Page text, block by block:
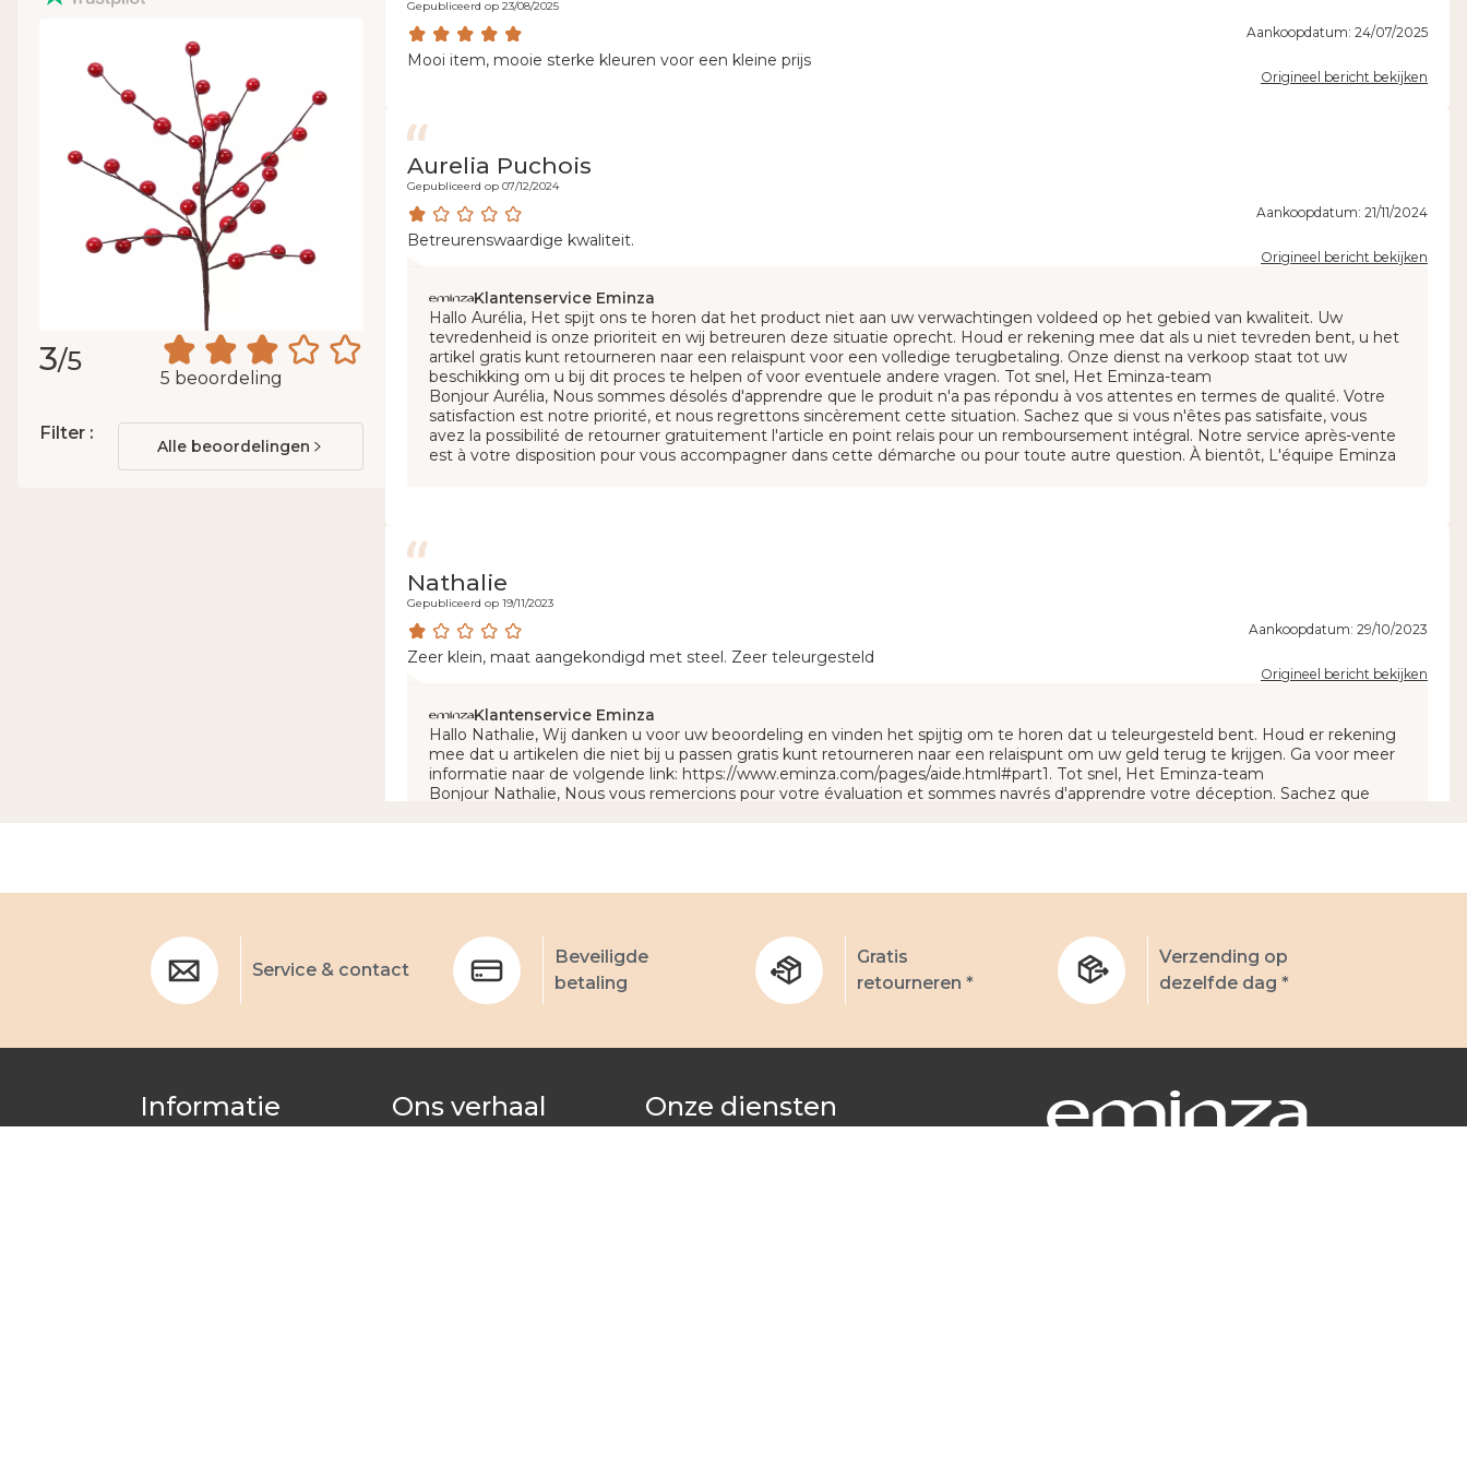
3/5
5 beoordeling
Filter :
Alle beoordelingen
Gepubliceerd op 23/08/2025
Aankoopdatum: 24/07/2025
Mooi item, mooie sterke kleuren voor een kleine prijs
Origineel bericht bekijken
Aurelia Puchois
Gepubliceerd op 07/12/2024
Aankoopdatum: 21/11/2024
Betreurenswaardige kwaliteit.
Origineel bericht bekijken
Klantenservice Eminza
Hallo Aurélia, Het spijt ons te horen dat het product niet aan uw verwachtingen voldeed op het gebied van kwaliteit. Uw
tevredenheid is onze prioriteit en wij betreuren deze situatie oprecht. Houd er rekening mee dat als u niet tevreden bent, u het
artikel gratis kunt retourneren naar een relaispunt voor een volledige terugbetaling. Onze dienst na verkoop staat tot uw
beschikking om u bij dit proces te helpen of voor eventuele andere vragen. Tot snel, Het Eminza-team
Bonjour Aurélia, Nous sommes désolés d'apprendre que le produit n'a pas répondu à vos attentes en termes de qualité. Votre
satisfaction est notre priorité, et nous regrettons sincèrement cette situation. Sachez que si vous n'êtes pas satisfaite, vous
avez la possibilité de retourner gratuitement l'article en point relais pour un remboursement intégral. Notre service après-vente
est à votre disposition pour vous accompagner dans cette démarche ou pour toute autre question. À bientôt, L'équipe Eminza
Nathalie
Gepubliceerd op 19/11/2023
Aankoopdatum: 29/10/2023
Zeer klein, maat aangekondigd met steel. Zeer teleurgesteld
Origineel bericht bekijken
Klantenservice Eminza
Hallo Nathalie, Wij danken u voor uw beoordeling en vinden het spijtig om te horen dat u teleurgesteld bent. Houd er rekening
mee dat u artikelen die niet bij u passen gratis kunt retourneren naar een relaispunt om uw geld terug te krijgen. Ga voor meer
informatie naar de volgende link: https://www.eminza.com/pages/aide.html#part1. Tot snel, Het Eminza-team
Bonjour Nathalie, Nous vous remercions pour votre évaluation et sommes navrés d'apprendre votre déception. Sachez que
Zie meer beoordelingen
Service & contact
Beveiligde
betaling
Gratis
retourneren *
Verzending op
dezelfde dag *
Informatie Ons verhaal Onze diensten